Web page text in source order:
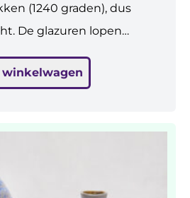
(1240 graden), dus
uitgespaard met was.
winkelwagen